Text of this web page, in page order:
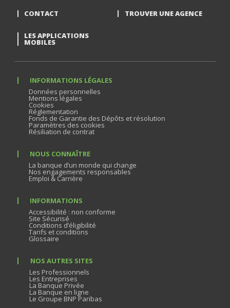
CONTACT TROUVER UNE AGENCE
LES APPLICATIONS
MOBILES
INFORMATIONS LÉGALES
Données personnelles
Mentions légales
Cookies
Réglementation
Fonds de Garantie des Dépôts et résolution
Paramètres des cookies
Résiliation de contrat
NOUS CONNAÎTRE
La banque d’un monde qui change
Nos engagements responsables
Emploi & Carrière
INFORMATIONS
Accessibilité : non conforme
Site Sécurisé
Conditions d’éligibilité
Tarifs et conditions
Glossaire
NOS AUTRES SITES
Les Professionnels
Les Entreprises
La Banque Privée
La Banque en ligne
Le Groupe BNP Paribas